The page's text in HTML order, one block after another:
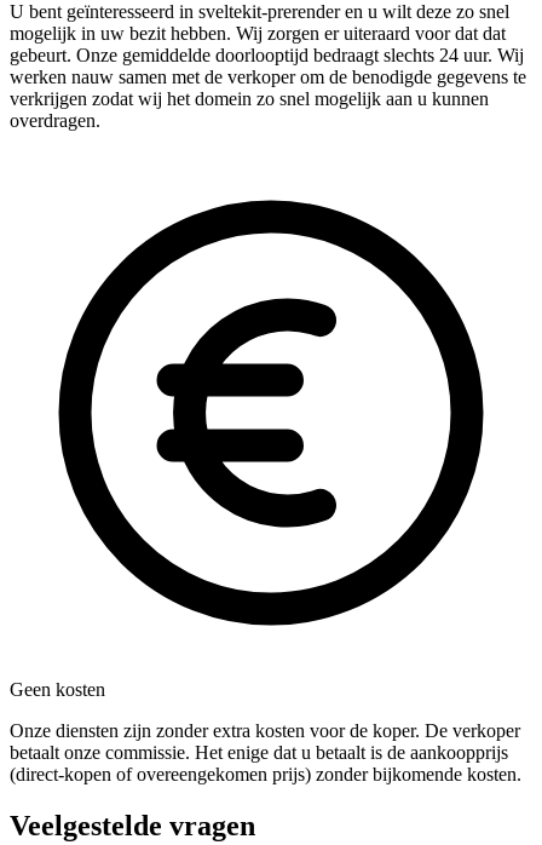
U bent geïnteresseerd in sveltekit-prerender en u wilt deze zo snel
mogelijk in uw bezit hebben. Wij zorgen er uiteraard voor dat dat
gebeurt. Onze gemiddelde doorlooptijd bedraagt slechts 24 uur. Wij
werken nauw samen met de verkoper om de benodigde gegevens te
verkrijgen zodat wij het domein zo snel mogelijk aan u kunnen
overdragen.
Geen kosten
Onze diensten zijn zonder extra kosten voor de koper. De verkoper
betaalt onze commissie. Het enige dat u betaalt is de aankoopprijs
(direct-kopen of overeengekomen prijs) zonder bijkomende kosten.
Veelgestelde vragen